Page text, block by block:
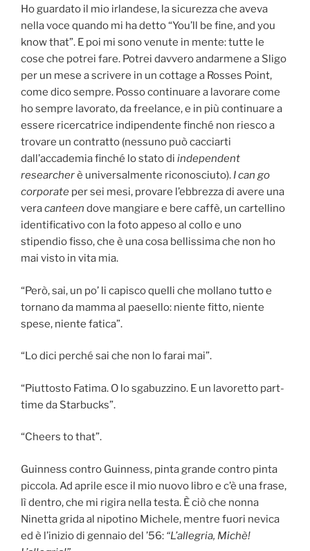
Ho guardato il mio irlandese, la sicurezza che aveva
nella voce quando mi ha detto “You’ll be fine, and you
know that”. E poi mi sono venute in mente: tutte le
cose che potrei fare. Potrei davvero andarmene a Sligo
per un mese a scrivere in un cottage a Rosses Point,
come dico sempre. Posso continuare a lavorare come
ho sempre lavorato, da freelance, e in più continuare a
essere ricercatrice indipendente finché non riesco a
trovare un contratto (nessuno può cacciarti
dall’accademia finché lo stato di independent
researcherè universalmente riconosciuto). I can go
corporate per sei mesi, provare l’ebbrezza di avere una
veracanteen dove mangiare e bere caffè, un cartellino
identificativo con la foto appeso al collo e uno
stipendio fisso, che è una cosa bellissima che non ho
mai visto in vita mia.
“Però, sai, un po’ li capisco quelli che mollano tutto e
tornano da mamma al paesello: niente fitto, niente
spese, niente fatica”.
“Lo dici perché sai che non lo farai mai”.
“Piuttosto Fatima. O lo sgabuzzino. E un lavoretto part-
time da Starbucks”.
“Cheers to that”.
Guinness contro Guinness, pinta grande contro pinta
piccola. Ad aprile esce il mio nuovo libro e c’è una frase,
lì dentro, che mi rigira nella testa. È ciò che nonna
Ninetta grida al nipotino Michele, mentre fuori nevica
ed è l’inizio di gennaio del ’56: “L’allegria, Michè!